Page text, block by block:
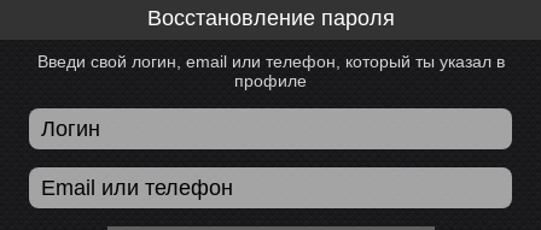
Восстановление пароля
Введи свой логин, email или телефон, который ты указал в
профиле